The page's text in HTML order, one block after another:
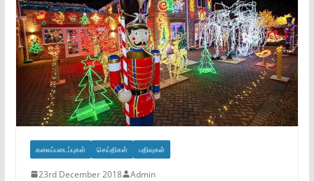
கலைப்படைப்புகள் செய்திகள் பதிவுகள்
23rd December 2018 Admin